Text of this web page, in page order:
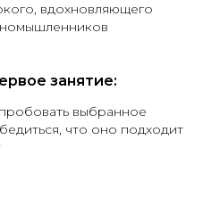
вдохновляющего
занятие:
выбранное
что оно подходит